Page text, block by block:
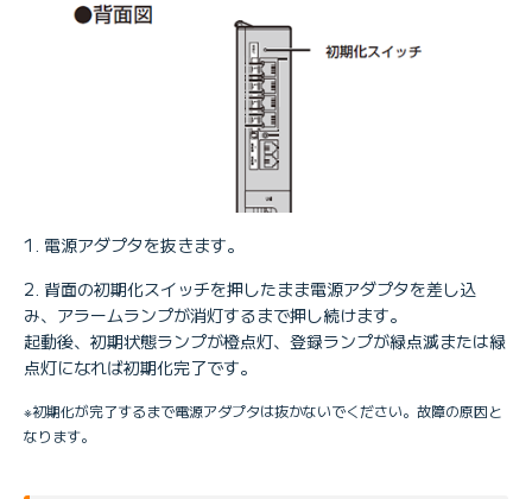
電源アダプタを抜きます。
背面の初期化スイッチを押したまま電源アダプタを差し込
み、アラームランプが消灯するまで押し続けます。
起動後、初期状態ランプが橙点灯、登録ランプが緑点滅または緑
点灯になれば初期化完了です。
※初期化が完了するまで電源アダプタは抜かないでください。故障の原因と
なります。